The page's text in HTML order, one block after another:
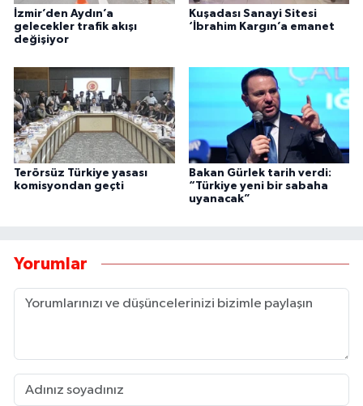
İzmir’den Aydın’a
gelecekler trafik akışı
değişiyor
Kuşadası Sanayi Sitesi
‘İbrahim Kargın’a emanet
Terörsüz Türkiye yasası
komisyondan geçti
Bakan Gürlek tarih verdi:
“Türkiye yeni bir sabaha
uyanacak”
Yorumlar